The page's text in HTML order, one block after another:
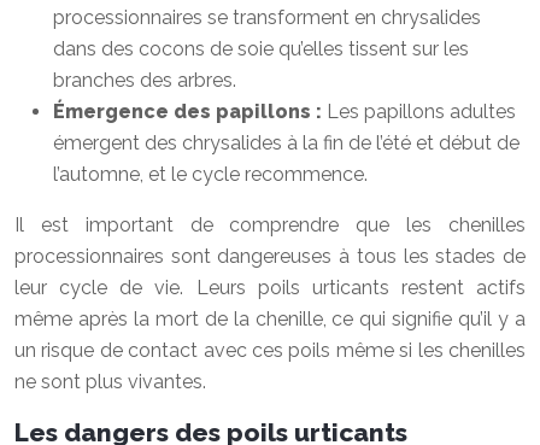
processionnaires se transforment en chrysalides
dans des cocons de soie qu’elles tissent sur les
branches des arbres.
Émergence des papillons : Les papillons adultes
émergent des chrysalides à la fin de l’été et début de
l’automne, et le cycle recommence.
Il est important de comprendre que les chenilles
processionnaires sont dangereuses à tous les stades de
leur cycle de vie. Leurs poils urticants restent actifs
même après la mort de la chenille, ce qui signifie qu’il y a
un risque de contact avec ces poils même si les chenilles
ne sont plus vivantes.
Les dangers des poils urticants